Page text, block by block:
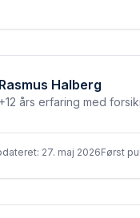
Rasmus Halberg
+12 års erfaring med
27. maj 2026Først